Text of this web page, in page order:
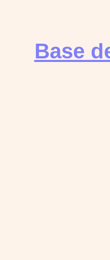
Base